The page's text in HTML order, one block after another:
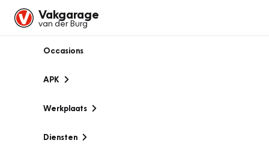
Vakgarage
van der Burg
Occasions
APK
Werkplaats
Diensten